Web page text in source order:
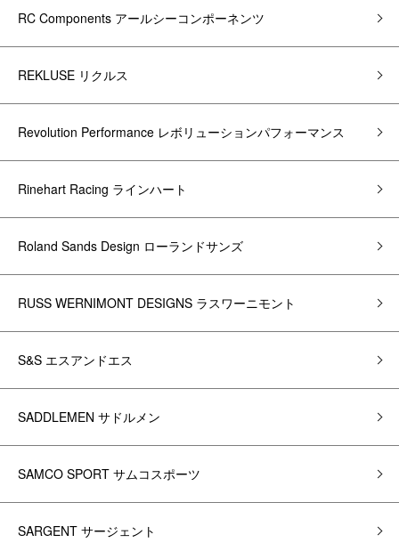
RC Components アールシーコンポーネンツ
REKLUSE リクルス
Revolution Performance レボリューションパフォーマンス
Rinehart Racing ラインハート
Roland Sands Design ローランドサンズ
RUSS WERNIMONT DESIGNS ラスワーニモント
S&S エスアンドエス
SADDLEMEN サドルメン
SAMCO SPORT サムコスポーツ
SARGENT サージェント